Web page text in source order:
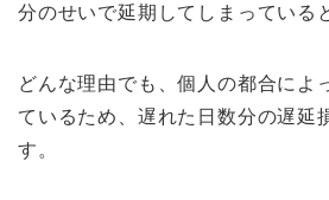
分のせいで延期してしまっている
どんな理由でも、個人の都合によ
ているため、遅れた日数分の遅延
す。